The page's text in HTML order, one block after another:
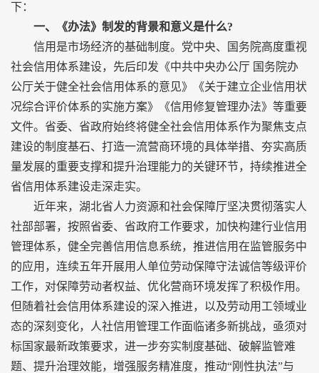
下：
一、《办法》制发的背景和意义是什么?
信用是市场经济的基础制度。党中央、国务院高度重视
社会信用体系建设，先后印发《中共中央办公厅 国务院办
公厅关于健全社会信用体系的意见》《关于建立企业信用状
况综合评价体系的实施方案》《信用修复管理办法》等重要
文件。省委、省政府始终将健全社会信用体系作为聚焦支点
建设的制度基石、打造一流营商环境的具体举措、夯实高质
量发展的重要支撑和提升治理能力的关键环节，持续推进全
省信用体系建设走深走实。
近年来，湖北省人力资源和社会保障厅坚决贯彻落实人
社部部署，按照省委、省政府工作要求，加快构建行业信用
管理体系，健全完善信用信息系统，推进信用在监管服务中
的应用，连续五年开展用人单位劳动保障守法诚信等级评价
工作，对保障劳动者权益、优化营商环境发挥了积极作用。
但随着社会信用体系建设的深入推进，以及劳动用工领域业
态的深刻变化，人社信用管理工作面临诸多新挑战，亟须对
标国家最新政策要求，进一步夯实制度基础、破解监管难
题、提升治理效能，增强服务精准度，推动“刚性执法”与